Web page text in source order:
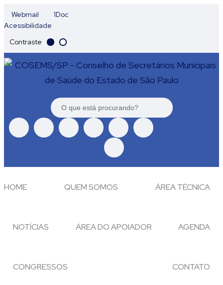
Webmail
1Doc
Acessibilidade
Contraste
HOME QUEM SOMOS ÁREA TÉCNICA
NOTÍCIAS ÁREA DO APOIADOR AGENDA
CONGRESSOS CONTATO